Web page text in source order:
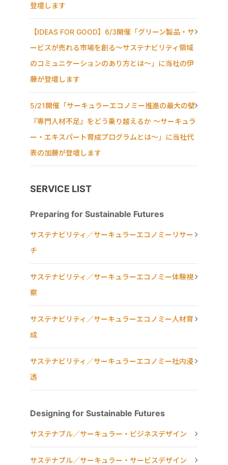
登壇します
【IDEAS FOR GOOD】6/3開催「グリーン製品・サ
ービスが売れる市場を創る〜サステナビリティ領域
のコミュニケーションのあり方とは〜」に当社の伊
藤が登壇します
5/21開催「サーキュラーエコノミー推進の最大の壁
『専門人材不足』をどう乗り越えるか ～サーキュラ
ー・エキスパート育成プログラムとは～」に当社代
表の加藤が登壇します
SERVICE LIST
Preparing for Sustainable Futures
サステナビリティ／サーキュラーエコノミーリサー
チ
サステナビリティ／サーキュラーエコノミー体験視
察
サステナビリティ／サーキュラーエコノミー人材育
成
サステナビリティ／サーキュラーエコノミー社内浸
透
Designing for Sustainable Futures
サステナブル／サーキュラー・ビジネスデザイン
サステナブル／サーキュラー・サービスデザイン